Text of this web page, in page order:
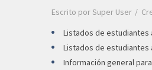
Escrito porSuper User
Listados de
Listados de
Información general